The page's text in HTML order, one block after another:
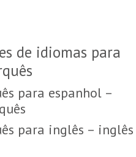
de idiomas para
para espanhol –
para inglês – inglês